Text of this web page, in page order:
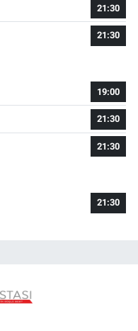
21:30
21:30
19:00
21:30
21:30
21:30